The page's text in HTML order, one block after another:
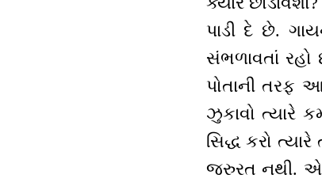
પાડી દે છે.
સંભળાવતાં
પોતાની તરફ
ઝુકાવો ત્યારે
સિદ્ધ કરો
જરુરત નથી.